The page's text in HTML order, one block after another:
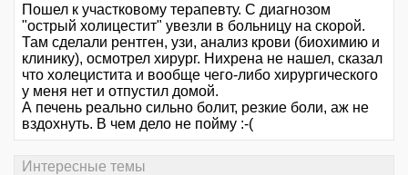
Пошел к участковому терапевту. С диагнозом
"острый холицестит" увезли в больницу на скорой.
Там сделали рентген, узи, анализ крови (биохимию и
клинику), осмотрел хирург. Нихрена не нашел, сказал
что холецистита и вообще чего-либо хирургического
у меня нет и отпустил домой.
А печень реально сильно болит, резкие боли, аж не
вздохнуть. В чем дело не пойму :-(
Интересные темы